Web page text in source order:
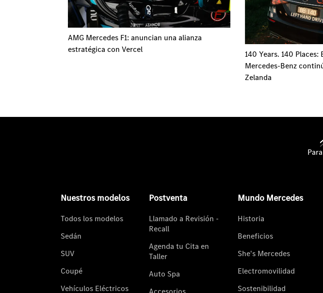
AMG Mercedes F1: anuncian una alianza
estratégica con Vercel
140 Years. 140
Mercedes-Benz
Zelanda
Nuestros modelos
Todos los modelos
Sedán
SUV
Coupé
Vehículos Eléctricos
Postventa
Llamado a Revisión -
Recall
Agenda tu Cita en
Taller
Auto Spa
Mundo Mercedes
Historia
Beneficios
She's Mercedes
Electromovilidad
Sostenibilidad